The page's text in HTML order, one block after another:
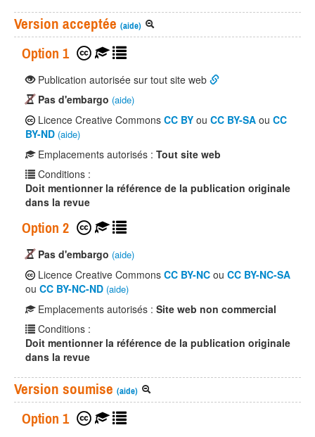
Version acceptée (aide)
Option 1
Publication autorisée sur tout site web
Pas d'embargo (aide)
Licence Creative Commons CC BY ou CC BY-SA ou CC
BY-ND (aide)
Emplacements autorisés : Tout site web
Conditions :
Doit mentionner la référence de la publication originale
dans la revue
Option 2
Pas d'embargo (aide)
Licence Creative Commons CC BY-NC ou CC BY-NC-SA
ou CC BY-NC-ND (aide)
Emplacements autorisés : Site web non commercial
Conditions :
Doit mentionner la référence de la publication originale
dans la revue
Version soumise (aide)
Option 1